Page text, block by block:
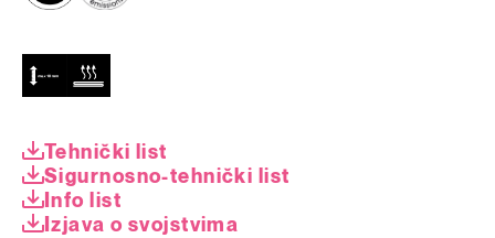
Tehnički list
Sigurnosno-tehnički list
Info list
Izjava o svojstvima